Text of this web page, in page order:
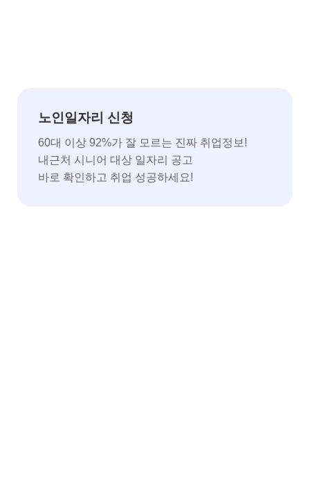
노인일자리 신청
60대 이상 92%가 잘 모르는 진짜 취업정보!
내근처 시니어 대상 일자리 공고
바로 확인하고 취업 성공하세요!